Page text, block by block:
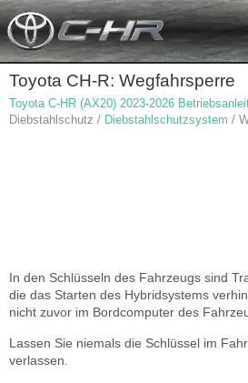
Toyota CH-R: Wegfahrsperre
Toyota C-HR (AX20) 2023-2026
Diebstahlschutz / Diebstahlschutzsystem /
In den Schlüsseln des Fahrzeugs sind
die das Starten des Hybridsystems
nicht zuvor im Bordcomputer des
Lassen Sie niemals die Schlüssel im
verlassen.